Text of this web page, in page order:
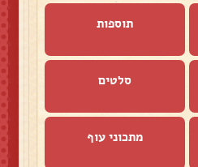
תוספות
סלטים
מתכוני עוף